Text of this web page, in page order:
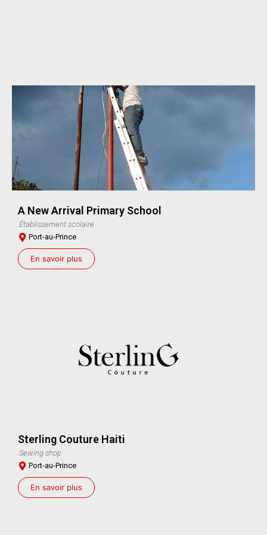
A New Arrival Primary School
Établissement scolaire
Port-au-Prince
En savoir plus
Sterling Couture Haiti
Sewing shop
Port-au-Prince
En savoir plus